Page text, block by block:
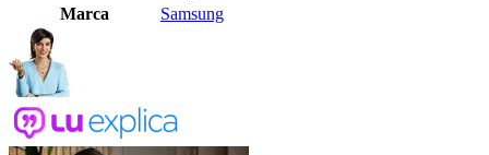
Marca
Samsung